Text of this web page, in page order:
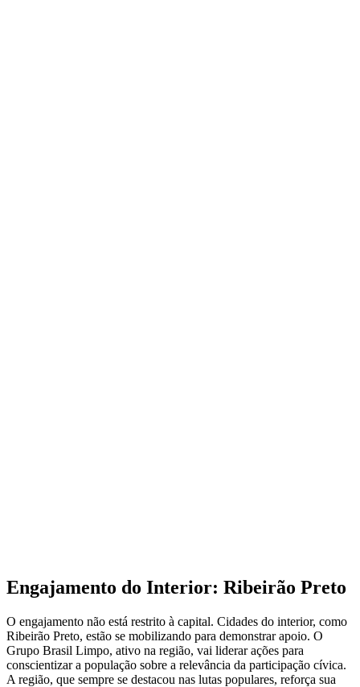
Engajamento do Interior: Ribeirão Preto
O engajamento não está restrito à capital. Cidades do interior, como
Ribeirão Preto, estão se mobilizando para demonstrar apoio. O
Grupo Brasil Limpo, ativo na região, vai liderar ações para
conscientizar a população sobre a relevância da participação cívica.
A região, que sempre se destacou nas lutas populares, reforça sua